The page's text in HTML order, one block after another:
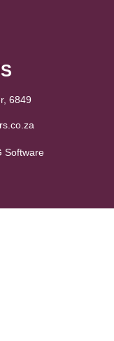
6849
Software